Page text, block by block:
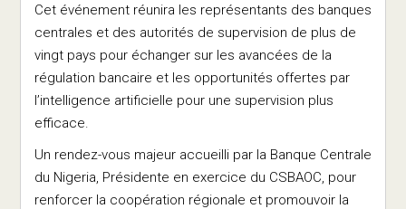
Cet événement réunira les représentants des banques
centrales et des autorités de supervision de plus de
vingt pays pour échanger sur les avancées de la
régulation bancaire et les opportunités offertes par
l’intelligence artificielle pour une supervision plus
efficace.
Un rendez-vous majeur accueilli par la Banque Centrale
du Nigeria, Présidente en exercice du CSBAOC, pour
renforcer la coopération régionale et promouvoir la